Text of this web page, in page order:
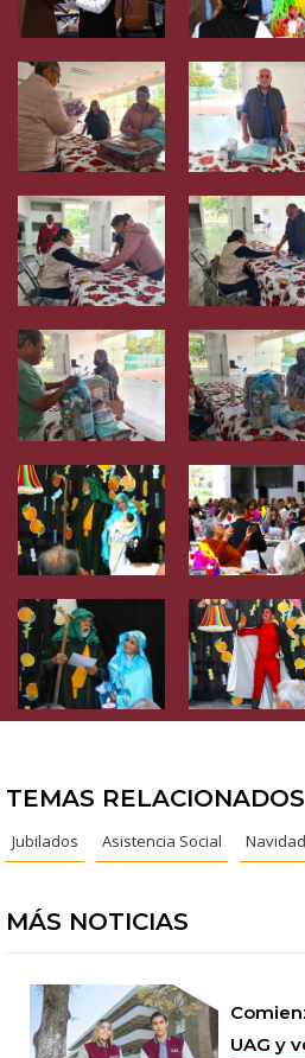
TEMAS RELACIONADOS
Jubilados Asistencia Social Navidad
MÁS NOTICIAS
UAG y